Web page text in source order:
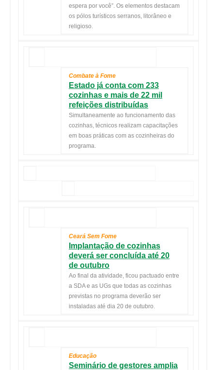
espera por você”. Os elementos destacam
os pólos turísticos serranos, litorâneo e
religioso.
Combate à Fome
Estado já conta com 233
cozinhas e mais de 22 mil
refeições distribuídas
Simultaneamente ao funcionamento das
cozinhas, técnicos realizam capacitações
em boas práticas com as cozinheiras do
programa.
Ceará Sem Fome
Implantação de cozinhas
deverá ser concluída até 20
de outubro
Ao final da atividade, ficou pactuado entre
a SDA e as UGs que todas as cozinhas
previstas no programa deverão ser
instaladas até dia 20 de outubro.
Educação
Seminário de gestores amplia